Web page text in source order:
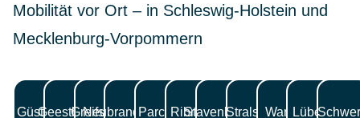
Mobilität vor Ort – in Schleswig-Holstein und
Mecklenburg-Vorpommern
Güstrow
Geesthacht
Greifswald
Neubrandenburg
ParchimRibnitz-
Stavenhagen
StralsundWarenLübeck